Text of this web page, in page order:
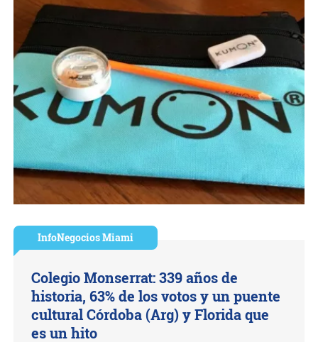
InfoNegocios Miami
Colegio Monserrat: 339 años de
historia, 63% de los votos y un puente
cultural Córdoba (Arg) y Florida que
es un hito